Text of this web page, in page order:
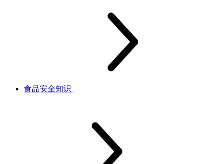
食品安全知识